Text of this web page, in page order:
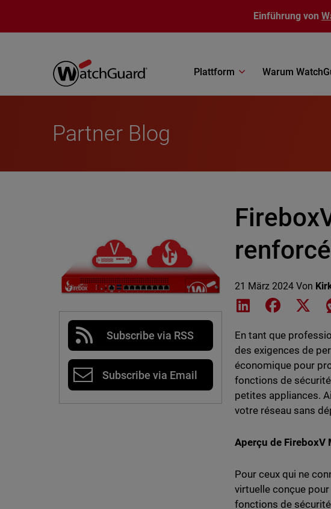
Einführung von
Plattform Warum
Partner Blog
Subscribe via RSS
Subscribe via Email
21 März 2024 Von
Share on LinkedIn
Share on
En tant que
des exigences de
économique pour
fonctions de
petites appliances.
votre réseau sans
Aperçu de FireboxV
Pour ceux qui ne
virtuelle conçue
fonctions de